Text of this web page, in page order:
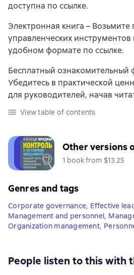
доступна по ссылке.
Электронная книга –
управленческих инструментов
удобном формате по ссылке.
Бесплатный ознакомительный
Убедитесь в практической
для руководителей, начав
View table of contents
Other versions
1 book from $13.25
Genres and tags
Corporate governance, Effective
Management and personnel,
Organization management,
People listen to this with